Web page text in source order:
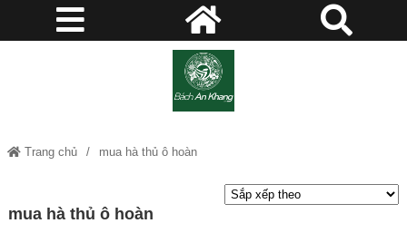
Trang chủ mua hà thủ ô hoàn
mua hà thủ ô hoàn